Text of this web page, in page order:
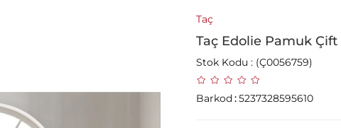
Taç
Taç Edolie Pamuk Çift
Stok Kodu (Ç0056759)
Barkod:5237328595610